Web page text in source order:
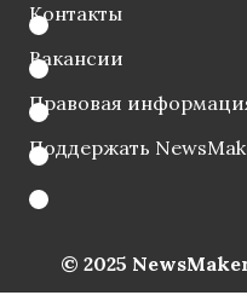
Контакты
Вакансии
Правовая
Поддержать
© 2025